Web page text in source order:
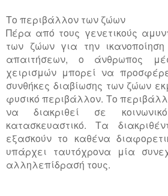
Το περιβάλλον των ζώων
Πέρα από τους γενετικούς
των ζώων για την
απαιτήσεων, ο άνθρωπος
χειρισμών μπορεί να
συνθήκες διαβίωσης των ζώων
φυσικό περιβάλλον. Το
να διακριθεί σε
κατασκευαστικό. Τα
εξασκούν το καθένα
υπάρχει ταυτόχρονα μία
αλληλεπίδρασή τους.